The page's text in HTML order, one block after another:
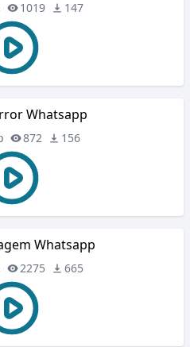
1019 147
Whatsapp
872 156
Whatsapp
2275 665